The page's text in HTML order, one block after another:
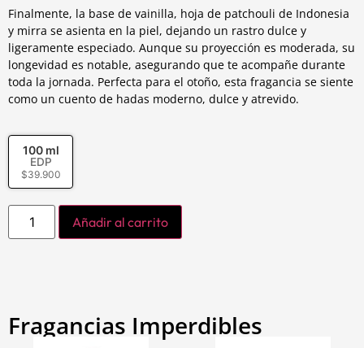
Finalmente, la base de vainilla, hoja de patchouli de Indonesia
y mirra se asienta en la piel, dejando un rastro dulce y
ligeramente especiado. Aunque su proyección es moderada, su
longevidad es notable, asegurando que te acompañe durante
toda la jornada. Perfecta para el otoño, esta fragancia se siente
como un cuento de hadas moderno, dulce y atrevido.
100 ml
EDP
$39.900
Añadir al carrito
Fragancias Imperdibles